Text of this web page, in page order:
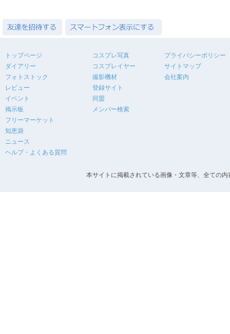
トップページ
ダイアリー
フォトストック
レビュー
イベント
掲示板
フリーマーケット
知恵袋
ニュース
ヘルプ・よくある質問
コスプレ写真
コスプレイヤー
撮影機材
登録サイト
同盟
メンバー検索
プライバシーポリシー
サイトマップ
会社案内
本サイトに掲載されている画像・文章等、全ての